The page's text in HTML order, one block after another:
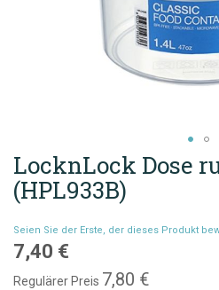
Zum
Anfang
der
springen
LocknLock Dose
(HPL933B)
Seien Sie der Erste, der dieses Produkt
Sonderpreis
7,40 €
Regulärer Preis 7,80 €